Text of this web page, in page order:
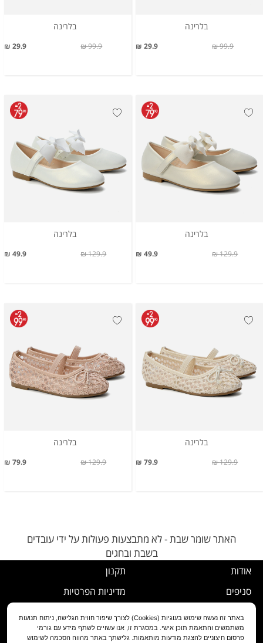
בלרינה
29.9 ₪ 99.9 ₪
בלרינה
29.9 ₪ 99.9 ₪
בלרינה
49.9 ₪ 129.9 ₪
בלרינה
49.9 ₪ 129.9 ₪
בלרינה
79.9 ₪ 129.9 ₪
בלרינה
79.9 ₪ 129.9 ₪
האתר שומר שבת - לא מתבצעות פעולות על ידי עובדים
בשבת ובחגים
אודות
סניפים
שירות לקוחות
תקנון
מדיניות הפרטיות
נוהל ביטול עסקה
מדיניות החלפה/החזרה/ביטול
באתר זה נעשה שימוש בעוגיות (Cookies) לצורך שיפור חווית הגלישה, ניתוח תנועות
משתמשים והתאמת תוכן אישי. במסגרת זו, אנו עשויים לשתף מידע עם גורמי
פרסום חיצוניים להצגת מודעות מותאמות. גלישתך באתר מהווה הסכמה לשימוש